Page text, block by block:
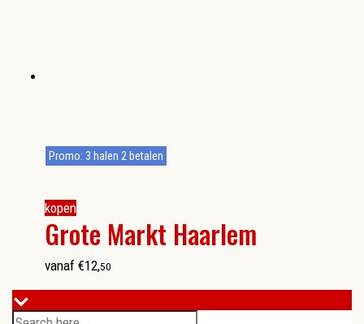
kopen
Grote Markt Haarlem
Promo: 3 halen 2 betalen
vanaf €12,50